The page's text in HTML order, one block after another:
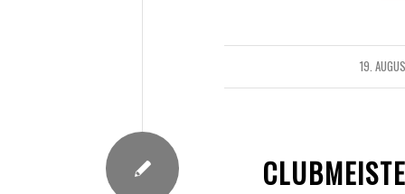
19. /